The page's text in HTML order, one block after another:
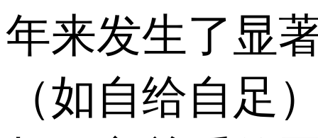
年来发生了显
（如自给自足